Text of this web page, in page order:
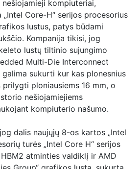
kompiuteriai,
„Intel Core-H“ serijos procesorius
lustus, patys būdami
Kompanija tikisi, jog
lustų tiltinio sujungimo
Multi-Die Interconnect
galima sukurti kur kas plonesnius
prilygti ploniausiems 16 mm, o
nešiojamiejiems
kompiuterio našumo.
dalis naujųjų 8-os kartos „Intel
turės „Intel Core H“ serijos
atminties valdiklį ir AMD